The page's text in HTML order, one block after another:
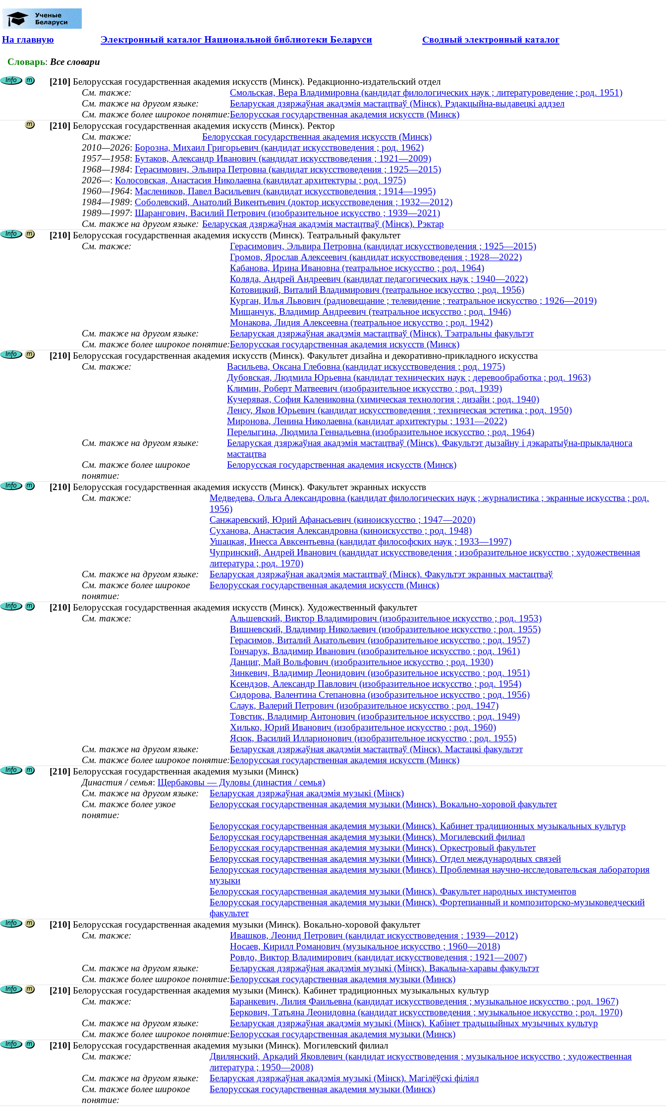
На главную
Словарь: Все словари
[210] Белорусская государственная академия искусств (Минск). Редакционно-издательский отдел
См. также:
Смольская, Вера Владимировна (кандидат филологических наук ; литературоведение ; род. 1951)
См. также на другом языке:
Беларуская дзяржаўная акадэмія мастацтваў (Мінск). Рэдакцыйна-выдавецкі аддзел
См. также более широкое понятие:Белорусская государственная академия искусств (Минск)
[210] Белорусская государственная академия искусств (Минск). Ректор
См. также:
Белорусская государственная академия искусств (Минск)
2010—2026: Борозна, Михаил Григорьевич (кандидат искусствоведения ; род. 1962)
1957—1958: Бутаков, Александр Иванович (кандидат искусствоведения ; 1921—2009)
1968—1984: Герасимович, Эльвира Петровна (кандидат искусствоведения ; 1925—2015)
2026—: Колосовская, Анастасия Николаевна (кандидат архитектуры ; род. 1975)
1960—1964: Маслеников, Павел Васильевич (кандидат искусствоведения ; 1914—1995)
1984—1989: Соболевский, Анатолий Викентьевич (доктор искусствоведения ; 1932—2012)
1989—1997: Шарангович, Василий Петрович (изобразительное искусство ; 1939—2021)
См. также на другом языке: Беларуская дзяржаўная акадэмія мастацтваў (Мінск). Рэктар
[210] Белорусская государственная академия искусств (Минск). Театральный факультет
См. также:
Герасимович, Эльвира Петровна (кандидат искусствоведения ; 1925—2015)
Громов, Ярослав Алексеевич (кандидат искусствоведения ; 1928—2022)
Кабанова, Ирина Ивановна (театральное искусство ; род. 1964)
Коляда, Андрей Андреевич (кандидат педагогических наук ; 1940—2022)
Котовицкий, Виталий Владимирович (театральное искусство ; род. 1956)
Курган, Илья Львович (радиовещание ; телевидение ; театральное искусство ; 1926—2019)
Мищанчук, Владимир Андреевич (театральное искусство ; род. 1946)
Монакова, Лидия Алексеевна (театральное искусство ; род. 1942)
См. также на другом языке:
Беларуская дзяржаўная акадэмія мастацтваў (Мінск). Тэатральны факультэт
См. также более широкое понятие:Белорусская государственная академия искусств (Минск)
[210] Белорусская государственная академия искусств (Минск). Факультет дизайна и декоративно-прикладного искусства
См. также:
Васильева, Оксана Глебовна (кандидат искусствоведения ; род. 1975)
Дубовская, Людмила Юрьевна (кандидат технических наук ; деревообработка ; род. 1963)
Климин, Роберт Матвеевич (изобразительное искусство ; род. 1939)
Кучерявая, София Калениковна (химическая технология ; дизайн ; род. 1940)
Ленсу, Яков Юрьевич (кандидат искусствоведения ; техническая эстетика ; род. 1950)
Миронова, Ленина Николаевна (кандидат архитектуры ; 1931—2022)
Перелыгина, Людмила Геннадьевна (изобразительное искусство ; род. 1964)
См. также на другом языке:
Беларуская дзяржаўная акадэмія мастацтваў (Мінск). Факультэт дызайну і дэкаратыўна-прыкладнога
мастацтва
См. также более широкое
понятие:
Белорусская государственная академия искусств (Минск)
[210] Белорусская государственная академия искусств (Минск). Факультет экранных искусств
См. также:
Медведева, Ольга Александровна (кандидат филологических наук ; журналистика ; экранные искусства ; род.
1956)
Санжаревский, Юрий Афанасьевич (киноискусство ; 1947—2020)
Суханова, Анастасия Александровна (киноискусство ; род. 1948)
Ушацкая, Инесса Авксентьевна (кандидат философских наук ; 1933—1997)
Чупринский, Андрей Иванович (кандидат искусствоведения ; изобразительное искусство ; художественная
литература ; род. 1970)
См. также на другом языке:
Беларуская дзяржаўная акадэмія мастацтваў (Мінск). Факультэт экранных мастацтваў
См. также более широкое
понятие:
Белорусская государственная академия искусств (Минск)
[210] Белорусская государственная академия искусств (Минск). Художественный факультет
См. также:
Альшевский, Виктор Владимирович (изобразительное искусство ; род. 1953)
Вишневский, Владимир Николаевич (изобразительное искусство ; род. 1955)
Герасимов, Виталий Анатольевич (изобразительное искусство ; род. 1957)
Гончарук, Владимир Иванович (изобразительное искусство ; род. 1961)
Данциг, Май Вольфович (изобразительное искусство ; род. 1930)
Зинкевич, Владимир Леонидович (изобразительное искусство ; род. 1951)
Ксендзов, Александр Павлович (изобразительное искусство ; род. 1954)
Сидорова, Валентина Степановна (изобразительное искусство ; род. 1956)
Слаук, Валерий Петрович (изобразительное искусство ; род. 1947)
Товстик, Владимир Антонович (изобразительное искусство ; род. 1949)
Хилько, Юрий Иванович (изобразительное искусство ; род. 1960)
Ясюк, Василий Илларионович (изобразительное искусство ; род. 1955)
См. также на другом языке:
Беларуская дзяржаўная акадэмія мастацтваў (Мінск). Мастацкі факультэт
См. также более широкое понятие:Белорусская государственная академия искусств (Минск)
[210] Белорусская государственная академия музыки (Минск)
Династия / семья: Щербаковы — Дуловы (династия / семья)
См. также на другом языке:
Беларуская дзяржаўная акадэмія музыкі (Мінск)
См. также более узкое
понятие:
Белорусская государственная академия музыки (Минск). Вокально-хоровой факультет
Белорусская государственная академия музыки (Минск). Кабинет традиционных музыкальных культур
Белорусская государственная академия музыки (Минск). Могилевский филиал
Белорусская государственная академия музыки (Минск). Оркестровый факультет
Белорусская государственная академия музыки (Минск). Отдел международных связей
Белорусская государственная академия музыки (Минск). Проблемная научно-исследовательская лаборатория
музыки
Белорусская государственная академия музыки (Минск). Факультет народных инстументов
Белорусская государственная академия музыки (Минск). Фортепианный и композиторско-музыковедческий
факультет
[210] Белорусская государственная академия музыки (Минск). Вокально-хоровой факультет
См. также:
Ивашков, Леонид Петрович (кандидат искусствоведения ; 1939—2012)
Носаев, Кирилл Романович (музыкальное искусство ; 1960—2018)
Ровдо, Виктор Владимирович (кандидат искусствоведения ; 1921—2007)
См. также на другом языке:
Беларуская дзяржаўная акадэмія музыкі (Мінск). Вакальна-харавы факультэт
См. также более широкое понятие:Белорусская государственная академия музыки (Минск)
[210] Белорусская государственная академия музыки (Минск). Кабинет традиционных музыкальных культур
См. также:
Баранкевич, Лилия Фаильевна (кандидат искусствоведения ; музыкальное искусство ; род. 1967)
Беркович, Татьяна Леонидовна (кандидат искусствоведения ; музыкальное искусство ; род. 1970)
См. также на другом языке:
Беларуская дзяржаўная акадэмія музыкі (Мінск). Кабінет традыцыйных музычных культур
См. также более широкое понятие:Белорусская государственная академия музыки (Минск)
[210] Белорусская государственная академия музыки (Минск). Могилевский филиал
См. также:
Двилянский, Аркадий Яковлевич (кандидат искусствоведения ; музыкальное искусство ; художественная
литература ; 1950—2008)
См. также на другом языке:
Беларуская дзяржаўная акадэмія музыкі (Мінск). Магілёўскі філіял
См. также более широкое
понятие:
Белорусская государственная академия музыки (Минск)